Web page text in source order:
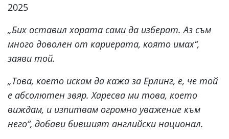
2025
„Бих оставил хората сами да изберат. Аз съм
много доволен от кариерата, която имах“,
заяви той.
„Това, което искам да кажа за Ерлинг, е, че той
е абсолютен звяр. Харесва ми това, което
виждам, и изпитвам огромно уважение към
него“, добави бившият английски национал.